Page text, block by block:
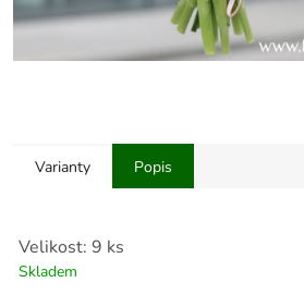
Varianty Popis
Velikost: 9 ks
Skladem